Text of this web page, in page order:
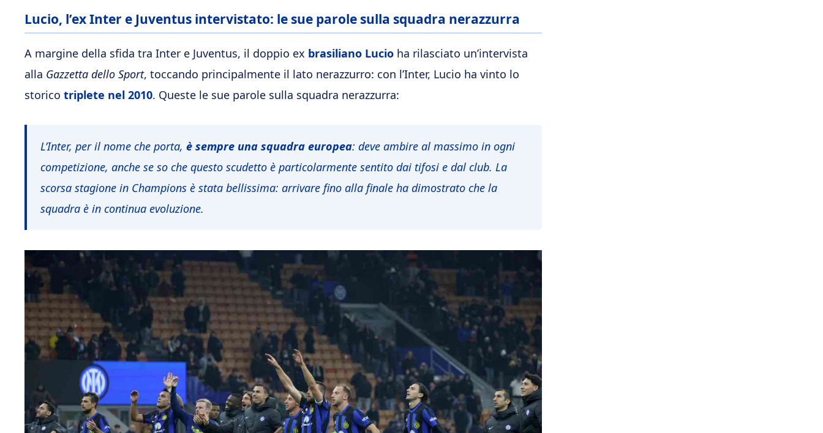
Lucio, l’ex Inter e Juventus intervistato: le sue parole sulla squadra nerazzurra
A margine della sfida tra Inter e Juventus, il doppio ex brasiliano Lucio ha rilasciato un’intervista
alla Gazzetta dello Sport, toccando principalmente il lato nerazzurro: con l’Inter, Lucio ha vinto lo
storico triplete nel 2010. Queste le sue parole sulla squadra nerazzurra:
L’Inter, per il nome che porta, è sempre una squadra europea: deve ambire al massimo in ogni
competizione, anche se so che questo scudetto è particolarmente sentito dai tifosi e dal club. La
scorsa stagione in Champions è stata bellissima: arrivare fino alla finale ha dimostrato che la
squadra è in continua evoluzione.